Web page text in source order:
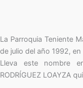
La Parroquia Teniente
de julio del año 1992,
Lleva este nombre
RODRÍGUEZ LOAYZA